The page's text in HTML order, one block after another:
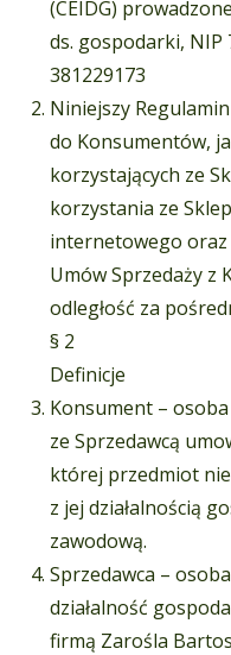
(CEIDG)
ds. gospodarki, NIP
381229173
Niniejszy
do Konsumentów,
korzystających ze
korzystania ze
internetowego oraz
Umów Sprzedaży z
odległość za
§ 2
Definicje
Konsument –
ze Sprzedawcą
której przedmiot
z jej działalnością
zawodową.
Sprzedawca –
działalność
firmą Zarośla